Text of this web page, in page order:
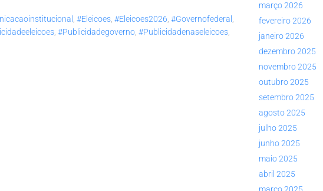
#eleicoes #eleicoes2026 #governofederal
#publicidadegoverno #publicidadenaseleicoes
março 2026
fevereiro 2026
janeiro 2026
dezembro 2025
novembro 2025
outubro 2025
setembro 2025
agosto 2025
julho 2025
junho 2025
maio 2025
abril 2025